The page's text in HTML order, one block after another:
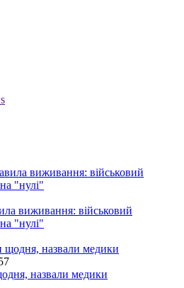
виживання: військовий
"нулі"
назвали медики